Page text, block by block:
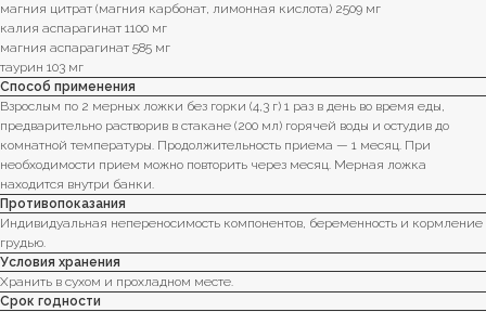
магния цитрат (магния карбонат, лимонная кислота) 2509 мг
калия аспарагинат 1100 мг
магния аспарагинат 585 мг
таурин 103 мг
Способ применения
Взрослым по 2 мерных ложки без горки (4,3 г) 1 раз в день во время еды,
предварительно растворив в стакане (200 мл) горячей воды и остудив до
комнатной температуры. Продолжительность приема — 1 месяц. При
необходимости прием можно повторить через месяц. Мерная ложка
находится внутри банки.
Противопоказания
Индивидуальная непереносимость компонентов, беременность и кормление
грудью.
Условия хранения
Хранить в сухом и прохладном месте.
Срок годности